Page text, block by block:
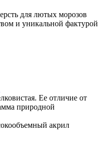
для лютых морозов
и уникальной фактурой
Ее отличие от
природной
акрил